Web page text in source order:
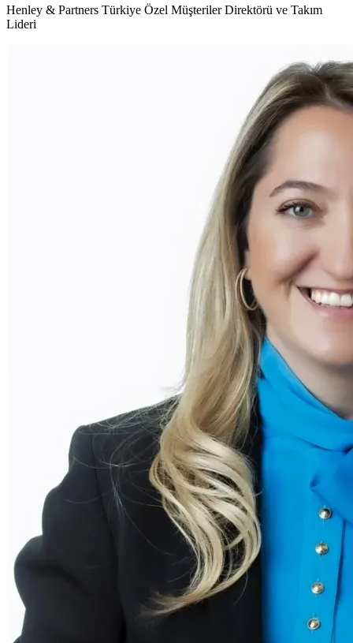
Henley & Partners Türkiye Özel Müşteriler Direktörü ve Takım
Lideri